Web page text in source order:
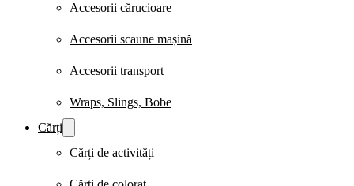
Accesorii cărucioare
Accesorii scaune mașină
Accesorii transport
Wraps, Slings, Bobe
Cărți
Cărți de activități